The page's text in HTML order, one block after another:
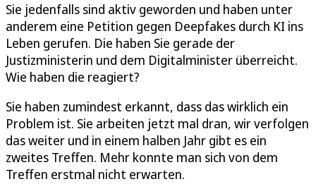
Sie jedenfalls sind aktiv geworden und haben unter
anderem eine Petition gegen Deepfakes durch KI ins
Leben gerufen. Die haben Sie gerade der
Justizministerin und dem Digitalminister überreicht.
Wie haben die reagiert?
Sie haben zumindest erkannt, dass das wirklich ein
Problem ist. Sie arbeiten jetzt mal dran, wir verfolgen
das weiter und in einem halben Jahr gibt es ein
zweites Treffen. Mehr konnte man sich von dem
Treffen erstmal nicht erwarten.